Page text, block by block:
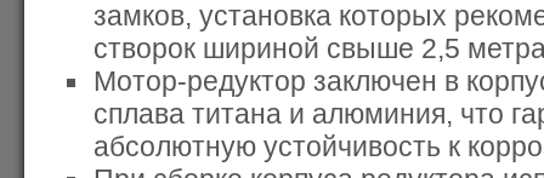
замков, установка которых
створок шириной свыше 2,5
Мотор-редуктор заключен в
сплава титана и алюминия, что
абсолютную устойчивость к